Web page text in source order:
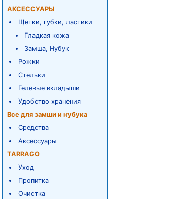
АКСЕССУАРЫ
Щетки, губки, ластики
Гладкая кожа
Замша, Нубук
Рожки
Стельки
Гелевые вкладыши
Удобство хранения
Все для замши и нубука
Средства
Аксессуары
TARRAGO
Уход
Пропитка
Очистка